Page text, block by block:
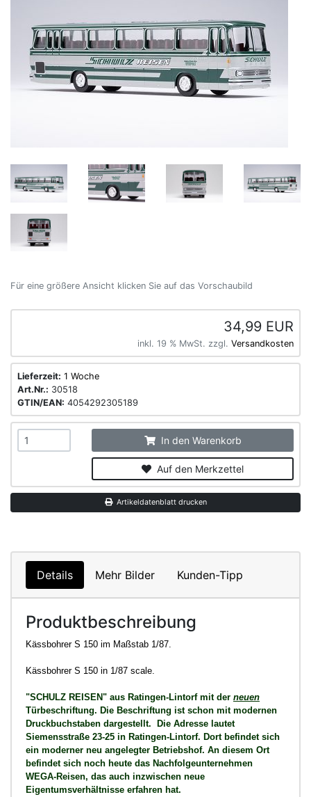
Für eine größere Ansicht klicken Sie auf das Vorschaubild
34,99 EUR
inkl. 19 % MwSt. zzgl. Versandkosten
Lieferzeit: 1 Woche
Art.Nr.: 30518
GTIN/EAN: 4054292305189
In den Warenkorb
Auf den Merkzettel
Artikeldatenblatt drucken
Details Mehr Bilder Kunden-Tipp
Produktbeschreibung
Kässbohrer S 150 im Maßstab 1/87.
Kässbohrer S 150 in 1/87 scale.
"SCHULZ REISEN" aus Ratingen-Lintorf mit der neuen
Türbeschriftung. Die Beschriftung ist schon mit modernen
Druckbuchstaben dargestellt. Die Adresse lautet
Siemensstraße 23-25 in Ratingen-Lintorf. Dort befindet sich
ein moderner neu angelegter Betriebshof. An diesem Ort
befindet sich noch heute das Nachfolgeunternehmen
WEGA-Reisen, das auch inzwischen neue
Eigentumsverhältnisse erfahren hat.